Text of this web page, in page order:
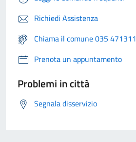
Richiedi Assistenza
Chiama il comune 035 471311
Prenota un appuntamento
Problemi in città
Segnala disservizio